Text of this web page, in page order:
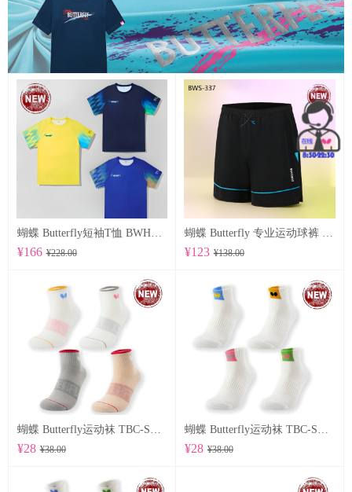
蝴蝶 Butterfly短袖T恤 BWH850
¥166 ¥228.00 ¥123 ¥138.00
¥28 ¥38.00 ¥28 ¥38.00